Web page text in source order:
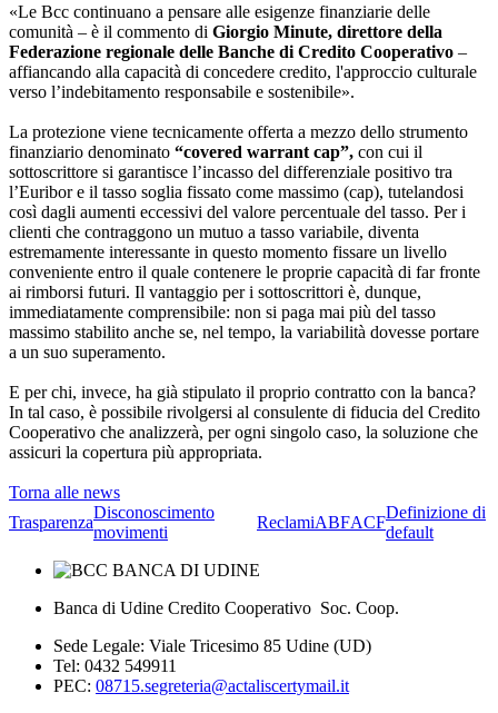
«Le Bcc continuano a pensare alle esigenze finanziarie delle
comunità – è il commento di Giorgio Minute, direttore della
Federazione regionale delle Banche di Credito Cooperativo –
affiancando alla capacità di concedere credito, l'approccio culturale
verso l’indebitamento responsabile e sostenibile».
La protezione viene tecnicamente offerta a mezzo dello strumento
finanziario denominato “covered warrant cap”, con cui il
sottoscrittore si garantisce l’incasso del differenziale positivo tra
l’Euribor e il tasso soglia fissato come massimo (cap), tutelandosi
così dagli aumenti eccessivi del valore percentuale del tasso. Per i
clienti che contraggono un mutuo a tasso variabile, diventa
estremamente interessante in questo momento fissare un livello
conveniente entro il quale contenere le proprie capacità di far fronte
ai rimborsi futuri. Il vantaggio per i sottoscrittori è, dunque,
immediatamente comprensibile: non si paga mai più del tasso
massimo stabilito anche se, nel tempo, la variabilità dovesse portare
a un suo superamento.
E per chi, invece, ha già stipulato il proprio contratto con la banca?
In tal caso, è possibile rivolgersi al consulente di fiducia del Credito
Cooperativo che analizzerà, per ogni singolo caso, la soluzione che
assicuri la copertura più appropriata.
Torna alle news
Trasparenza
Disconoscimento
movimenti
ReclamiABFACF
Definizione di
default
Banca di Udine Credito Cooperativo Soc. Coop.
Sede Legale: Viale Tricesimo 85 Udine (UD)
Tel: 0432 549911
PEC: 08715.segreteria@actaliscertymail.it